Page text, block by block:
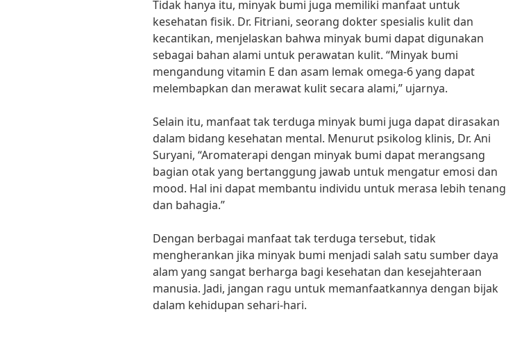
Tidak hanya itu, minyak bumi juga memiliki manfaat untuk
kesehatan fisik. Dr. Fitriani, seorang dokter spesialis kulit dan
kecantikan, menjelaskan bahwa minyak bumi dapat digunakan
sebagai bahan alami untuk perawatan kulit. “Minyak bumi
mengandung vitamin E dan asam lemak omega-6 yang dapat
melembapkan dan merawat kulit secara alami,” ujarnya.
Selain itu, manfaat tak terduga minyak bumi juga dapat dirasakan
dalam bidang kesehatan mental. Menurut psikolog klinis, Dr. Ani
Suryani, “Aromaterapi dengan minyak bumi dapat merangsang
bagian otak yang bertanggung jawab untuk mengatur emosi dan
mood. Hal ini dapat membantu individu untuk merasa lebih tenang
dan bahagia.”
Dengan berbagai manfaat tak terduga tersebut, tidak
mengherankan jika minyak bumi menjadi salah satu sumber daya
alam yang sangat berharga bagi kesehatan dan kesejahteraan
manusia. Jadi, jangan ragu untuk memanfaatkannya dengan bijak
dalam kehidupan sehari-hari.